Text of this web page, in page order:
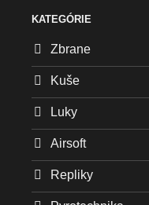
KATEGÓRIE
Zbrane
Kuše
Luky
Airsoft
Repliky